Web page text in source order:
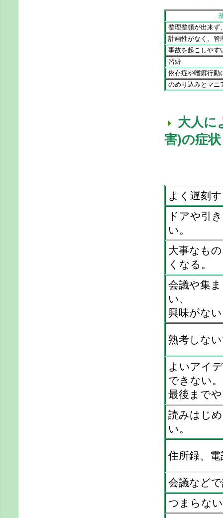
整理整頓が出来ず
計画性がなく、管
事故を起こしやす
習癖
依存症や嗜癖行
のめり込みとマニ
大人に
害)の
よく遅刻
ドアや引
い。
大事なも
くなる。
会議や集
い、
興味がな
熟考しな
よいアイ
できない。
最後まで
読みはじ
い。
住所録、
会議など
つまらな